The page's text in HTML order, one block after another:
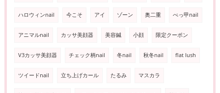
ハロウィンnail 今こそ アイ ゾーン 奥二重 べっ甲nail
アニマルnail カッサ美顔器 美容鍼 小顔 限定クーポン
V3カッサ美顔器 チェック柄nail 冬nail 秋冬nail flat lush
ツイードnail 立ち上げカール たるみ マスカラ